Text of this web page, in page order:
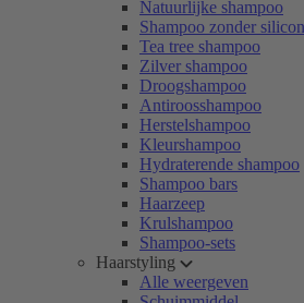
Natuurlijke shampoo
Shampoo zonder
Tea tree shampoo
Zilver shampoo
Droogshampoo
Antiroosshampoo
Herstelshampoo
Kleurshampoo
Hydraterende shampoo
Shampoo bars
Haarzeep
Krulshampoo
Shampoo-sets
Haarstyling
Alle weergeven